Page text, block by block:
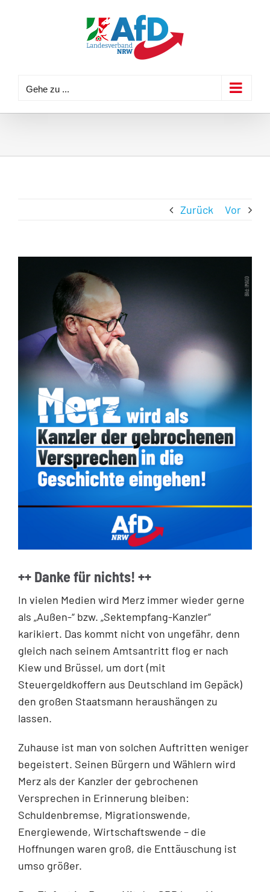
Gehe zu ...
Zurück Vor
++ Danke für nichts! ++
In vielen Medien wird Merz immer wieder gerne
als „Außen-“ bzw. „Sektempfang-Kanzler“
karikiert. Das kommt nicht von ungefähr, denn
gleich nach seinem Amtsantritt flog er nach
Kiew und Brüssel, um dort (mit
Steuergeldkoffern aus Deutschland im Gepäck)
den großen Staatsmann heraushängen zu
lassen.
Zuhause ist man von solchen Auftritten weniger
begeistert. Seinen Bürgern und Wählern wird
Merz als der Kanzler der gebrochenen
Versprechen in Erinnerung bleiben:
Schuldenbremse, Migrationswende,
Energiewende, Wirtschaftswende – die
Hoffnungen waren groß, die Enttäuschung ist
umso größer.